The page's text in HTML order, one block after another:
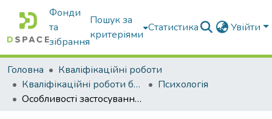
Фонди
та
зібрання
Пошук за
критеріями
Статистика Увійти
Головна
Кваліфікаційні роботи
Кваліфікаційні роботи бакалаврів
Психологія
Особливості застосування психологічної практики у сфері запобігання та протидії сімейному насильству